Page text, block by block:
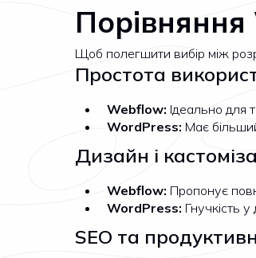
Щоб полегшити вибір між
Простота
Webflow: Ідеально для
WordPress: Має
Дизайн і
Webflow: Пропонує
WordPress: Гнучкість
SEO та